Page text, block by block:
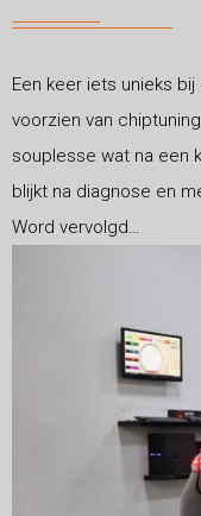
Een keer iets unieks
voorzien van
souplesse wat na een
blijkt na diagnose en
Word vervolgd…